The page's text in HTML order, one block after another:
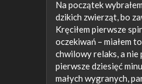
Na początek
dzikich zwierząt, bo
Kręciłem pierwsze
oczekiwań – miałem
chwilowy relaks, a
pierwsze dziesięć
małych wygranych,